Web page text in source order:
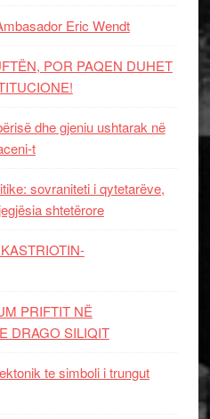
Eric Wendt
POR PAQEN DUHET
dhe gjeniu ushtarak në
t
sovraniteti i qytetarëve,
shtetërore
PRIFTIT NË
DRAGO SILIQIT
te simboli i trungut